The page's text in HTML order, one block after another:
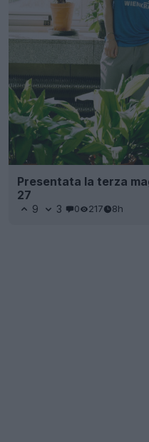
Presentata la terza
27
9 3 0 217 8h